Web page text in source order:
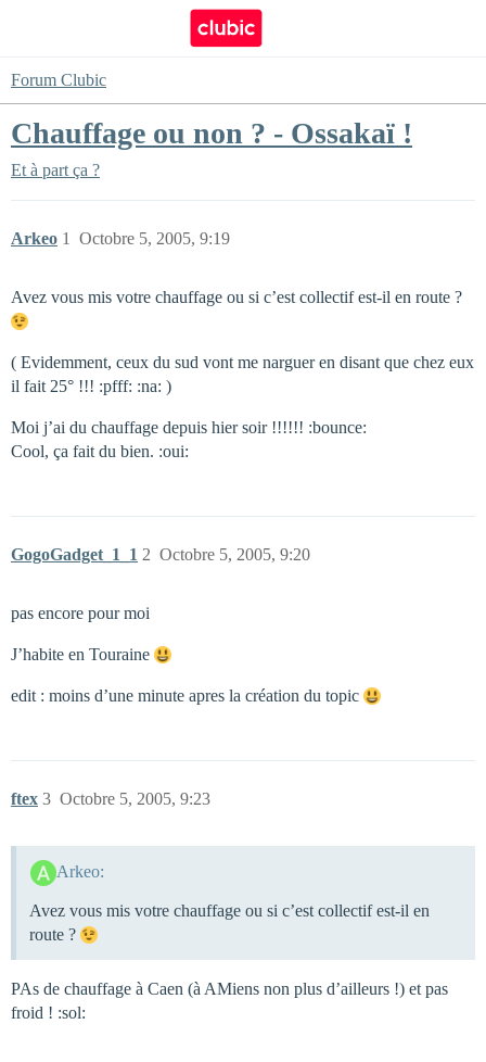
Forum Clubic
Chauffage ou non ? - Ossakaï !
Et à part ça ?
Arkeo Octobre 5, 2005, 9:19
1
Avez vous mis votre chauffage ou si c’est collectif est-il en route ?
( Evidemment, ceux du sud vont me narguer en disant que chez eux
il fait 25° !!! :pfff: :na: )
Moi j’ai du chauffage depuis hier soir !!!!!! :bounce:
Cool, ça fait du bien. :oui:
GogoGadget_1_1 Octobre 5, 2005, 9:20
2
pas encore pour moi
J’habite en Touraine
edit : moins d’une minute apres la création du topic
ftex Octobre 5, 2005, 9:23
3
Arkeo:
Avez vous mis votre chauffage ou si c’est collectif est-il en
route ?
PAs de chauffage à Caen (à AMiens non plus d’ailleurs !) et pas
froid ! :sol: